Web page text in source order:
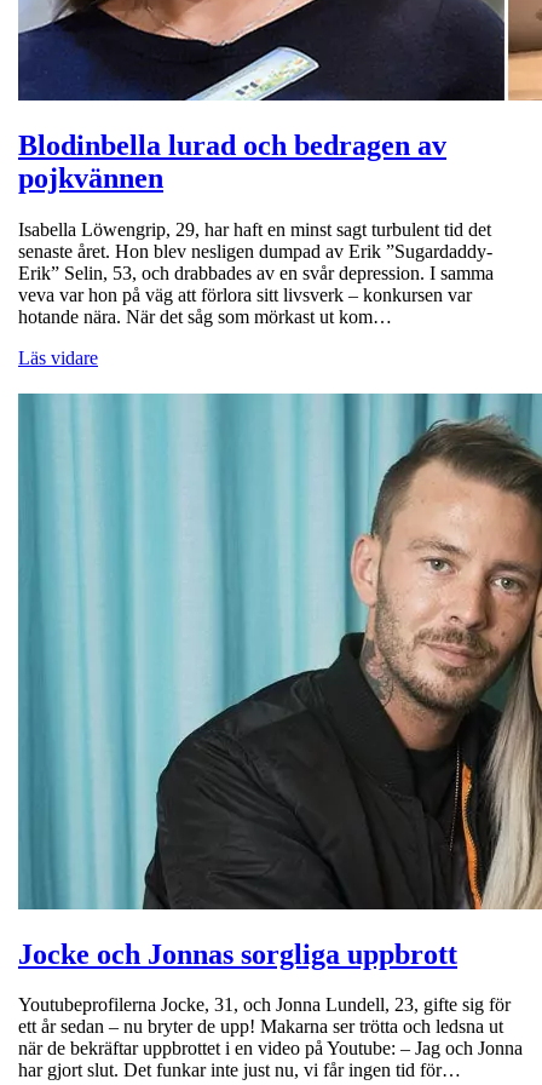
Blodinbella lurad och bedragen av
pojkvännen
Isabella Löwengrip, 29, har haft en minst sagt turbulent tid det
senaste året. Hon blev nesligen dumpad av Erik ”Sugardaddy-
Erik” Selin, 53, och drabbades av en svår depression. I samma
veva var hon på väg att förlora sitt livsverk ­– konkursen var
hotande nära. När det såg som mörkast ut kom…
Läs vidare
Jocke och Jonnas sorgliga uppbrott
Youtubeprofilerna Jocke, 31, och Jonna Lundell, 23, gifte sig för
ett år sedan – nu bryter de upp! Makarna ser trötta och ledsna ut
när de bekräftar uppbrottet i en video på Youtube: – Jag och Jonna
har gjort slut. Det funkar inte just nu, vi får ingen tid för…